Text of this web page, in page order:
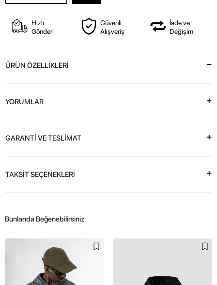
Hızlı
Gönderi
Güvenli
Alışveriş
İade ve
Değişim
ÜRÜN ÖZELLİKLERİ
YORUMLAR
GARANTİ VE TESLİMAT
TAKSİT SEÇENEKLERİ
Bunlarıda Beğenebilirsiniz